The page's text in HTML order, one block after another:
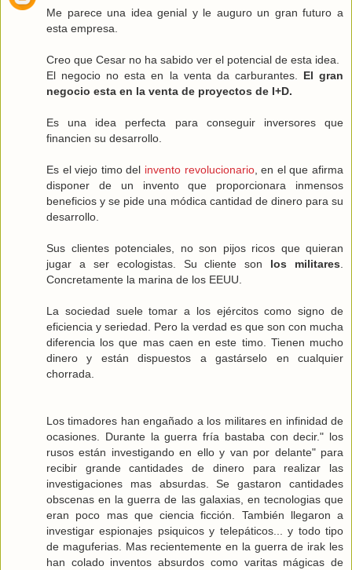
Me parece una idea genial y le auguro un gran futuro a
esta empresa.
Creo que Cesar no ha sabido ver el potencial de esta idea.
El negocio no esta en la venta da carburantes. El gran
negocio esta en la venta de proyectos de I+D.
Es una idea perfecta para conseguir inversores que
financien su desarrollo.
Es el viejo timo del invento revolucionario, en el que afirma
disponer de un invento que proporcionara inmensos
beneficios y se pide una módica cantidad de dinero para su
desarrollo.
Sus clientes potenciales, no son pijos ricos que quieran
jugar a ser ecologistas. Su cliente son los militares
Concretamente la marina de los EEUU.
La sociedad suele tomar a los ejércitos como signo de
eficiencia y seriedad. Pero la verdad es que son con mucha
diferencia los que mas caen en este timo. Tienen mucho
dinero y están dispuestos a gastárselo en cualquier
chorrada.
Los timadores han engañado a los militares en infinidad de
ocasiones. Durante la guerra fría bastaba con decir." los
rusos están investigando en ello y van por delante" para
recibir grande cantidades de dinero para realizar las
investigaciones mas absurdas. Se gastaron cantidades
obscenas en la guerra de las galaxias, en tecnologias que
eran poco mas que ciencia ficción. También llegaron a
investigar espionajes psiquicos y telepáticos... y todo tipo
de maguferias. Mas recientemente en la guerra de irak les
han colado inventos absurdos como varitas mágicas de